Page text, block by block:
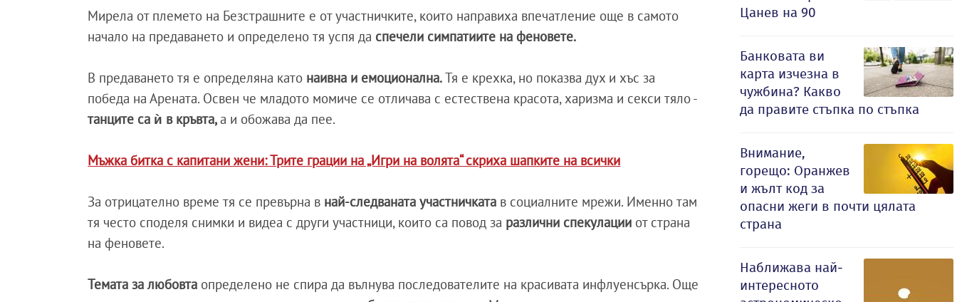
Мирела от племето на Безстрашните е от участничките, които направиха впечатление още в самото
начало на предаването и определено тя успя да спечели симпатиите на феновете.
В предаването тя е определяна като наивна и емоционална.Тя е крехка, но показва дух и хъс за
победа на Арената. Освен че младото момиче се отличава с естествена красота, харизма и секси тяло -
танците са ѝ в кръвта,а и обожава да пее.
Мъжка битка с капитани жени: Трите грации на „Игри на волята“ скриха шапките на всички
За отрицателно време тя се превърна в най-следваната участничката в социалните мрежи. Именно там
тя често споделя снимки и видеа с други участници, които са повод за различни спекулации от страна
на феновете.
Темата за любовта определено не спира да вълнува последователите на красивата инфлуенсърка. Още
Цанев на 90
Банковата ви
карта изчезна в
чужбина? Какво
да правите стъпка по стъпка
Внимание,
горещо: Оранжев
и жълт код за
опасни жеги в почти цялата
страна
Наближава най-
интересното